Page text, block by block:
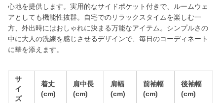
心地を提供します。実用的なサイドポケット付きで、ルームウェ
アとしても機能性抜群。自宅でのリラックスタイムを楽しむ一
方、外出時にはおしゃれに決まる万能なアイテム。シンプルさの
中に大人の洗練を感じさせるデザインで、毎日のコーディネート
に華を添えます。
サ
イ
ズ
着丈
(cm)
肩中長
(cm)
肩幅
(cm)
前袖幅
(cm)
後袖幅
(cm)